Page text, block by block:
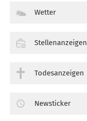
Wetter
Stellenanzeigen
Todesanzeigen
Newsticker